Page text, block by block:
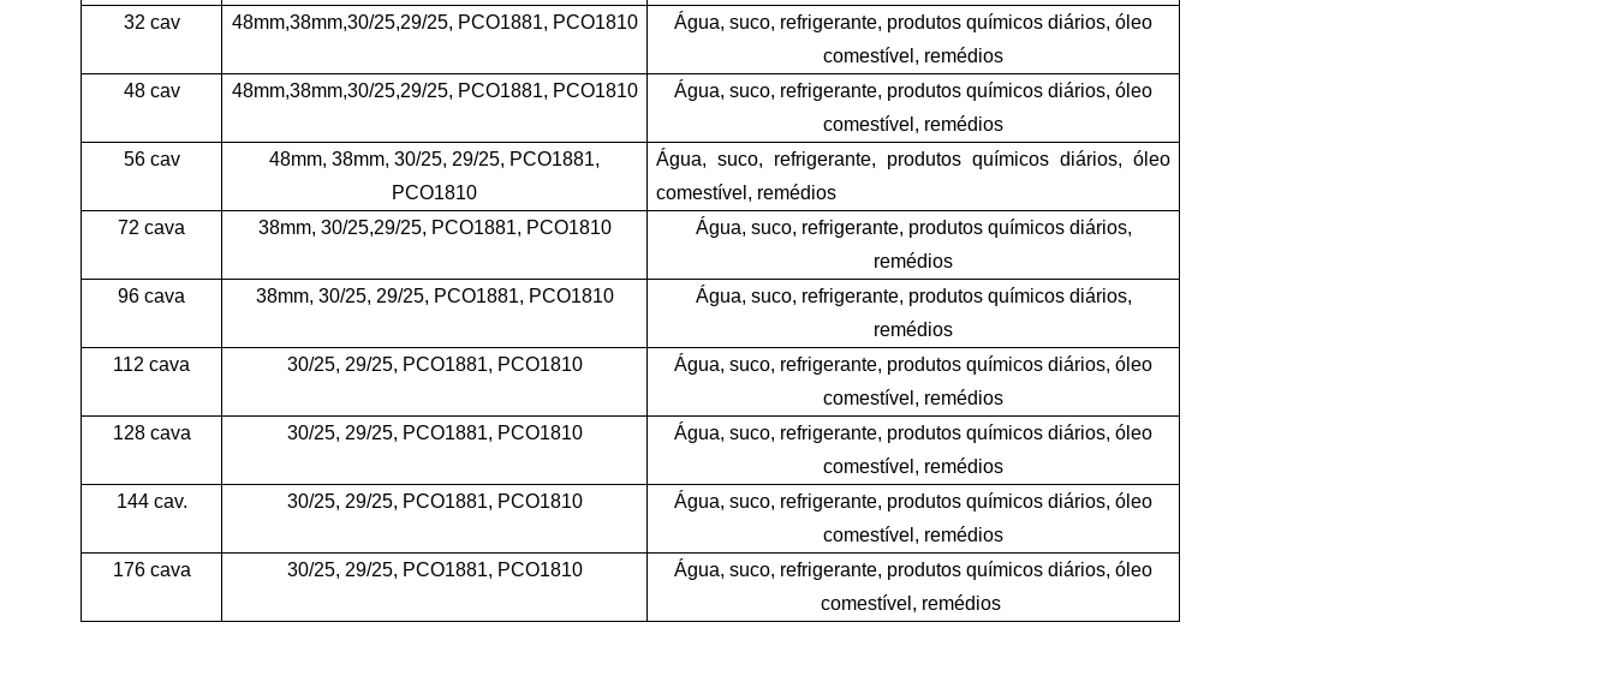
32 cav
48mm,38mm,30/25,29/25, PCO1881, PCO1810
Água, suco, refrigerante, produtos químicos diários, óleo
comestível, remédios
48 cav
48mm,38mm,30/25,29/25, PCO1881, PCO1810
Água, suco, refrigerante, produtos químicos diários, óleo
comestível, remédios
56 cav
48mm, 38mm, 30/25, 29/25, PCO1881,
PCO1810
Água, suco, refrigerante, produtos químicos diários, óleo
comestível, remédios
72 cava
38mm, 30/25,29/25, PCO1881, PCO1810
Água, suco, refrigerante, produtos químicos diários,
remédios
96 cava
38mm, 30/25, 29/25, PCO1881, PCO1810
Água, suco, refrigerante, produtos químicos diários,
remédios
112 cava
30/25, 29/25, PCO1881, PCO1810
Água, suco, refrigerante, produtos químicos diários, óleo
comestível, remédios
128 cava
30/25, 29/25, PCO1881, PCO1810
Água, suco, refrigerante, produtos químicos diários, óleo
comestível, remédios
144 cav.
30/25, 29/25, PCO1881, PCO1810
Água, suco, refrigerante, produtos químicos diários, óleo
comestível, remédios
176 cava
30/25, 29/25, PCO1881, PCO1810
Água, suco, refrigerante, produtos químicos diários, óleo
comestível, remédios